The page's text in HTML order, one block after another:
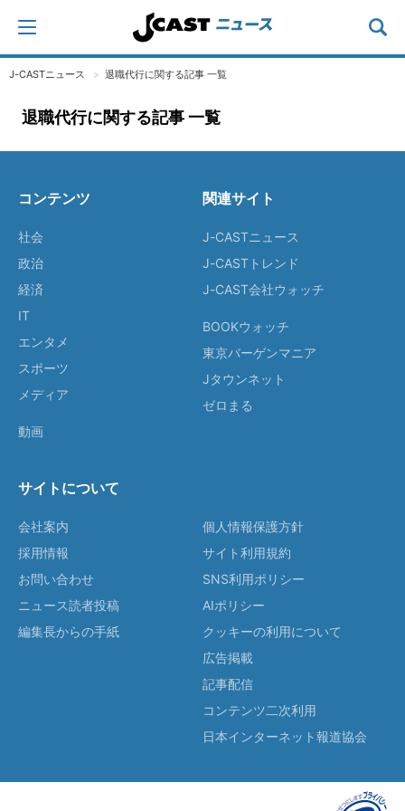
J-CASTニュース 退職代行に関する記事 一覧
退職代行に関する記事 一覧
コンテンツ
社会
政治
経済
IT
エンタメ
スポーツ
メディア
動画
関連サイト
J-CASTニュース
J-CASTトレンド
J-CAST会社ウォッチ
BOOKウォッチ
東京バーゲンマニア
Jタウンネット
ゼロまる
サイトについて
会社案内
採用情報
お問い合わせ
ニュース読者投稿
編集長からの手紙
個人情報保護方針
サイト利用規約
SNS利用ポリシー
AIポリシー
クッキーの利用について
広告掲載
記事配信
コンテンツ二次利用
日本インターネット報道協会